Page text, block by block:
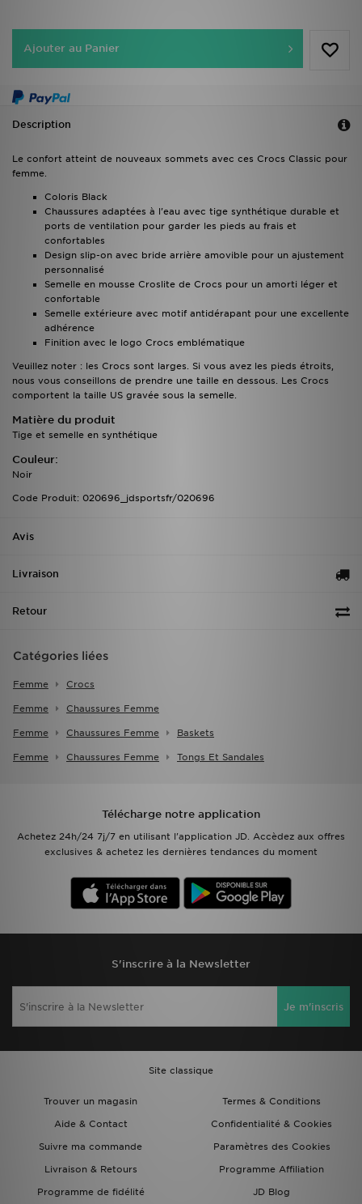
Ajouter au Panier
Description
Le confort atteint de nouveaux sommets avec ces Crocs Classic pour
femme.
Coloris Black
Chaussures adaptées à l'eau avec tige synthétique durable et
ports de ventilation pour garder les pieds au frais et
confortables
Design slip-on avec bride arrière amovible pour un ajustement
personnalisé
Semelle en mousse Croslite de Crocs pour un amorti léger et
confortable
Semelle extérieure avec motif antidérapant pour une excellente
adhérence
Finition avec le logo Crocs emblématique
Veuillez noter : les Crocs sont larges. Si vous avez les pieds étroits,
nous vous conseillons de prendre une taille en dessous. Les Crocs
comportent la taille US gravée sous la semelle.
Matière du produit
Tige et semelle en synthétique
Couleur:
Noir
Code Produit: 020696_jdsportsfr/020696
Avis
Livraison
Retour
Catégories liées
Femme Crocs
Femme Chaussures Femme
Femme Chaussures Femme Baskets
Femme Chaussures Femme Tongs Et Sandales
Télécharge notre application
Achetez 24h/24 7j/7 en utilisant l'application JD. Accèdez aux offres
exclusives & achetez les dernières tendances du moment
S'inscrire à la Newsletter
Je m'inscris
Site classique
Trouver un magasin
Termes & Conditions
Aide & Contact
Confidentialité & Cookies
Suivre ma commande
Paramètres des Cookies
Livraison & Retours
Programme Affiliation
Programme de fidélité
JD Blog